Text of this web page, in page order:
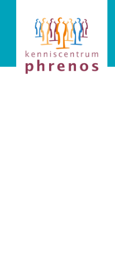
Phrenos
website